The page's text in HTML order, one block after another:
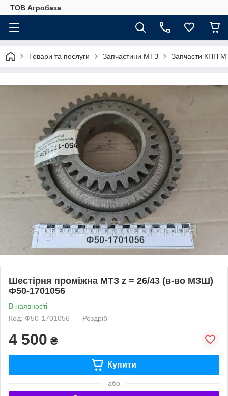
ТОВ Агробаза
Товари та послуги Запчастини МТЗ Запчасти КПП
Шестірня проміжна МТЗ z = 26/43 (в-во МЗШ)
Ф50-1701056
В наявності
Код: Ф50-1701056
Роздріб
4 500 ₴
Купити
або